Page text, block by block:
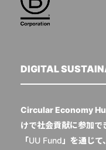
DIGITAL
Circular Economy
けで社会貢献に参加
「UU Fund 」を通じ